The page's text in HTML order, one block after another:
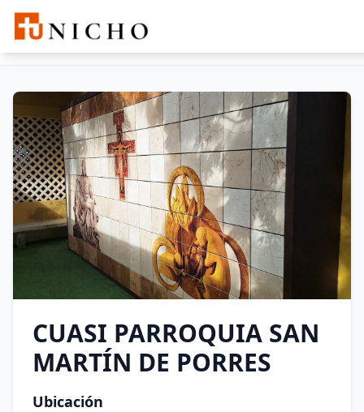
Buscar
CUASI PARROQUIA SAN
MARTÍN DE PORRES
Ubicación